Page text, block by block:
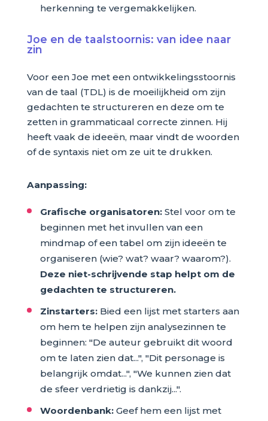
herkenning te vergemakkelijken.
Joe en de taalstoornis: van idee naar
zin
Voor een Joe met een ontwikkelingsstoornis
van de taal (TDL) is de moeilijkheid om zijn
gedachten te structureren en deze om te
zetten in grammaticaal correcte zinnen. Hij
heeft vaak de ideeën, maar vindt de woorden
of de syntaxis niet om ze uit te drukken.
Aanpassing:
Grafische organisatoren:Stel voor om te
beginnen met het invullen van een
mindmap of een tabel om zijn ideeën te
organiseren (wie? wat? waar? waarom?).
Deze niet-schrijvende stap helpt om de
gedachten te structureren.
Zinstarters:Bied een lijst met starters aan
om hem te helpen zijn analysezinnen te
beginnen: "De auteur gebruikt dit woord
om te laten zien dat...", "Dit personage is
belangrijk omdat...", "We kunnen zien dat
de sfeer verdrietig is dankzij...".
Woordenbank:Geef hem een lijst met